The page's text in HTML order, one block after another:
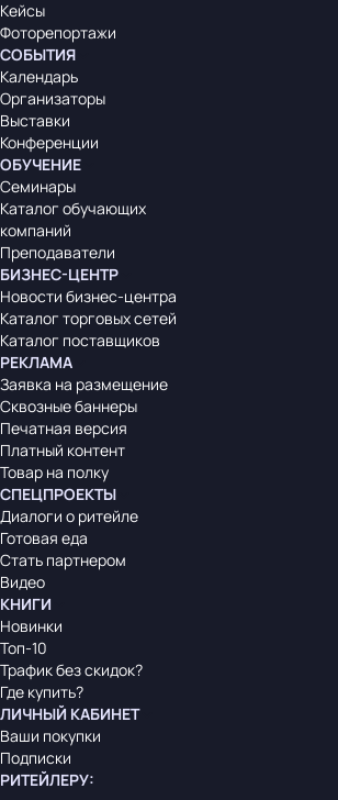
Кейсы
Фоторепортажи
СОБЫТИЯ
Календарь
Организаторы
Выставки
Конференции
ОБУЧЕНИЕ
Семинары
Каталог обучающих
компаний
Преподаватели
БИЗНЕС-ЦЕНТР
Новости бизнес-центра
Каталог торговых сетей
Каталог поставщиков
РЕКЛАМА
Заявка на размещение
Сквозные баннеры
Печатная версия
Платный контент
Товар на полку
СПЕЦПРОЕКТЫ
Диалоги о ритейле
Готовая еда
Стать партнером
Видео
КНИГИ
Новинки
Топ-10
Трафик без скидок?
Где купить?
ЛИЧНЫЙ КАБИНЕТ
Ваши покупки
Подписки
РИТЕЙЛЕРУ: